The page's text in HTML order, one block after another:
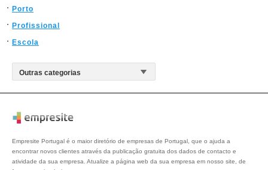
Porto
Profissional
Escola
Empresite Portugal é o maior diretório de empresas de Portugal, que o ajuda a
encontrar novos clientes através da publicação gratuita dos dados de contacto e
atividade da sua empresa. Atualize a página web da sua empresa em nosso site, de